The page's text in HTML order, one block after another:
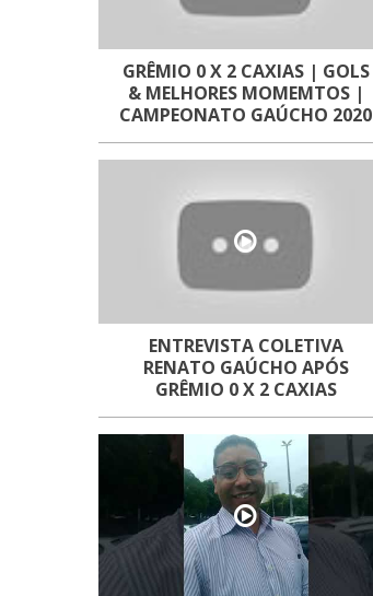
GRÊMIO 0 X 2 CAXIAS | GOLS
& MELHORES MOMEMTOS |
CAMPEONATO GAÚCHO 2020
ENTREVISTA COLETIVA
RENATO GAÚCHO APÓS
GRÊMIO 0 X 2 CAXIAS